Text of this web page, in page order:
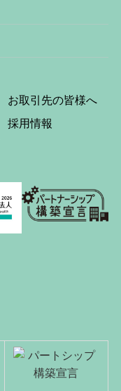
お取引先の皆様へ
採用情報